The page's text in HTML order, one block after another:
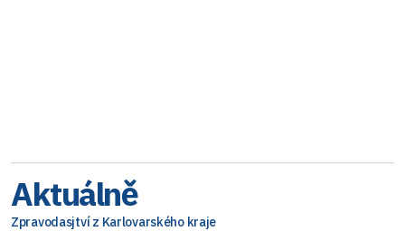
Aktuálně
Zpravodasjtví z Karlovarského kraje